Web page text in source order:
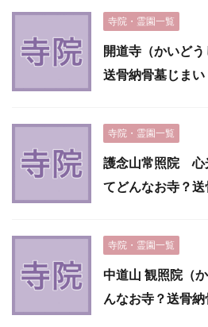
寺院・霊園一覧
開道寺（かいど
送骨納骨墓じまい
寺院・霊園一覧
護念山常照院 心
てどんなお寺？
寺院・霊園一覧
中道山 観照院（
んなお寺？送骨